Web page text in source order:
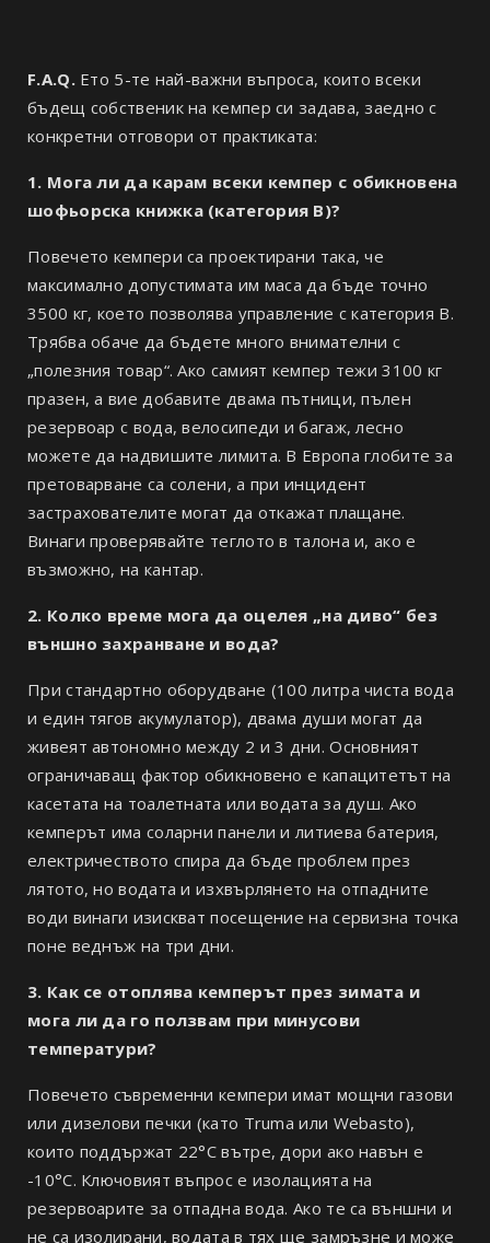
F.A.Q. Ето 5-те най-важни въпроса, които всеки
бъдещ собственик на кемпер си задава, заедно с
конкретни отговори от практиката:
1. Мога ли да карам всеки кемпер с обикновена
шофьорска книжка (категория B)?
Повечето кемпери са проектирани така, че
максимално допустимата им маса да бъде точно
3500 кг, което позволява управление с категория B.
Трябва обаче да бъдете много внимателни с
„полезния товар“. Ако самият кемпер тежи 3100 кг
празен, а вие добавите двама пътници, пълен
резервоар с вода, велосипеди и багаж, лесно
можете да надвишите лимита. В Европа глобите за
претоварване са солени, а при инцидент
застрахователите могат да откажат плащане.
Винаги проверявайте теглото в талона и, ако е
възможно, на кантар.
2. Колко време мога да оцелея „на диво“ без
външно захранване и вода?
При стандартно оборудване (100 литра чиста вода
и един тягов акумулатор), двама души могат да
живеят автономно между 2 и 3 дни. Основният
ограничаващ фактор обикновено е капацитетът на
касетата на тоалетната или водата за душ. Ако
кемперът има соларни панели и литиева батерия,
електричеството спира да бъде проблем през
лятото, но водата и изхвърлянето на отпадните
води винаги изискват посещение на сервизна точка
поне веднъж на три дни.
3. Как се отоплява кемперът през зимата и
мога ли да го ползвам при минусови
температури?
Повечето съвременни кемпери имат мощни газови
или дизелови печки (като Truma или Webasto),
които поддържат 22°C вътре, дори ако навън е
-10°C. Ключовият въпрос е изолацията на
резервоарите за отпадна вода. Ако те са външни и
не са изолирани, водата в тях ще замръзне и може